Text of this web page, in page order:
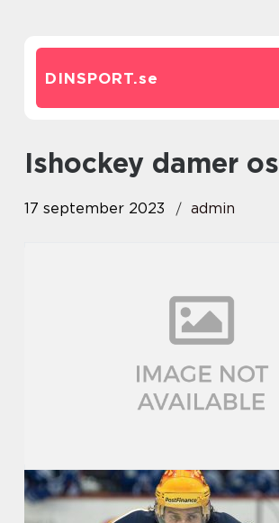
DINSPORT.se
ishockey damer os
17 september 2023 admin